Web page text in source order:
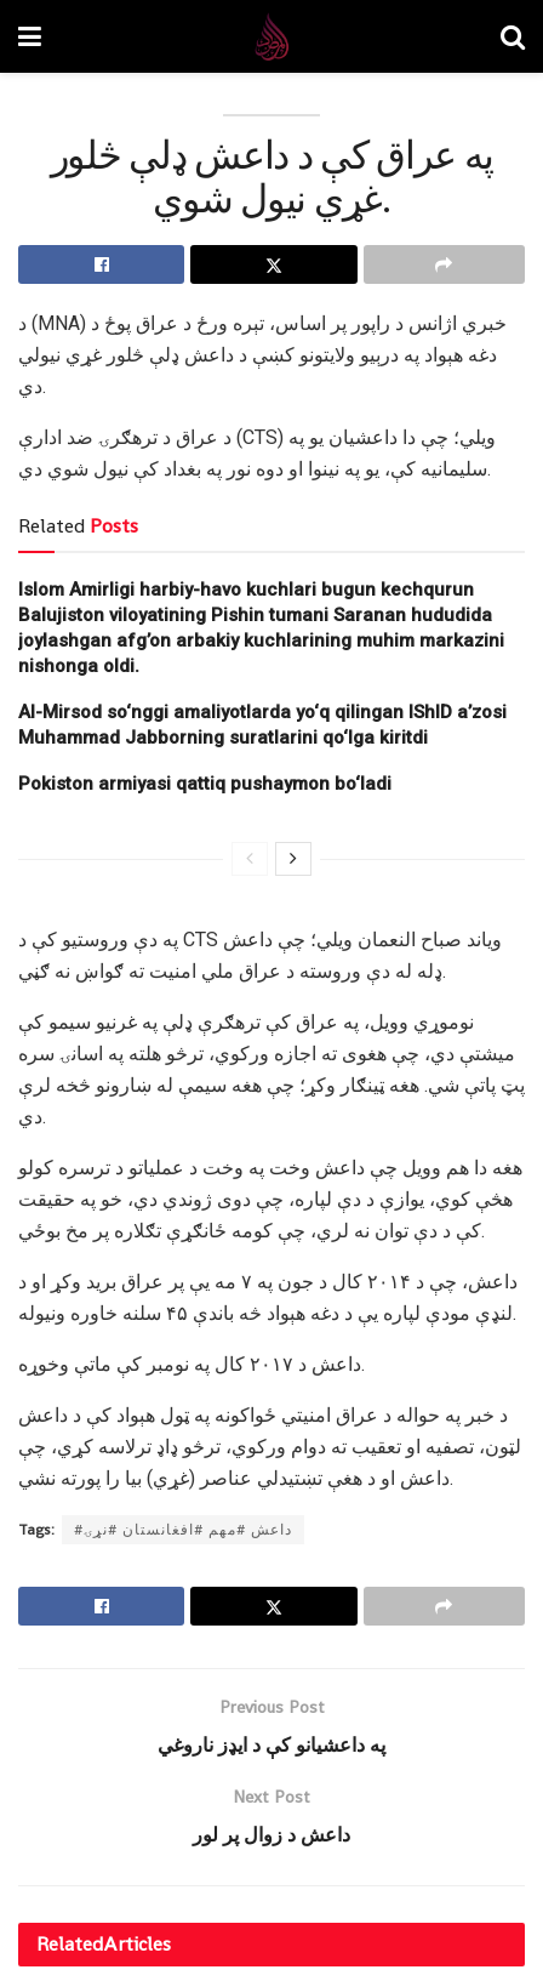
په عراق کې د داعش ​​ډلې څلور
غړي نيول شوي.
د (MNA) خبري اژانس د راپور پر اساس، تېره ورځ د عراق پوځ د
دغه هېواد په درېیو ولایتونو کښې د داعش ډلې څلور غړي نیولي
دي.
د عراق د ترهګرۍ ضد ادارې (CTS) ویلي؛ چې دا داعشیان یو په
سلیمانیه کې، یو په نینوا او دوه نور په بغداد کې نیول شوي دي.
Related Posts
Islom Amirligi harbiy-havo kuchlari bugun kechqurun
Balujiston viloyatining Pishin tumani Saranan hududida
joylashgan afg’on arbakiy kuchlarining muhim markazini
nishonga oldi.
Al-Mirsod so‘nggi amaliyotlarda yo‘q qilingan IShID a’zosi
Muhammad Jabborning suratlarini qo‘lga kiritdi
Pokiston armiyasi qattiq pushaymon bo‘ladi
په دې وروستیو کې د CTS ویاند صباح النعمان ویلي؛ چې داعش
ډله له دې وروسته د عراق ملي امنیت ته ګواښ نه ګڼي.
نوموړي وویل، په عراق کې ترهګرې ډلې په غرنیو سیمو کې
میشتې دي، چې هغوی ته اجازه ورکوي، ترڅو هلته په اسانۍ سره
پټ پاتې شي. هغه ټینګار وکړ؛ چې هغه سیمې له ښارونو څخه لرې
دي.
هغه دا هم وویل چې داعش وخت په وخت د عملیاتو د ترسره کولو
هڅې کوي، يوازې د دې لپاره، چې دوی ژوندي دي، خو په حقیقت
کې د دې توان نه لري، چې کومه ځانګړې تګلاره پر مخ بوځي.
داعش، چې د ۲۰۱۴ کال د جون په ۷ مه یې پر عراق برید وکړ او د
لنډې مودې لپاره یې د دغه هېواد څه باندې ۴۵ سلنه خاوره ونیوله.
داعش د ۲۰۱۷ کال په نومبر کې ماتې وخوړه.
د خبر په حواله د عراق امنیتي ځواکونه په ټول هېواد کې د داعش
لټون، تصفیه او تعقیب ته دوام ورکوي، ترڅو ډاډ ترلاسه کړي، چې
داعش او د هغې تښتیدلي عناصر (غړي) بیا را پورته نشي.
Tags: #داعش #مهم #افغانستان #نړۍ
Previous Post
په داعشیانو کې د ایډز ناروغي
Next Post
داعش د ﺯوال پر لور
RelatedArticles